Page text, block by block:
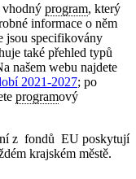
vhodný program, který
informace o něm
jsou specifikovány
také přehled typů
našem webu najdete
2021-2027; po
programový
z fondů EU poskytují
krajském městě.